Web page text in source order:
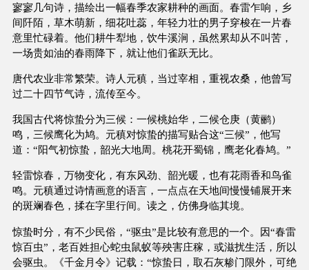
寥寥几句诗，描绘出一幅春季农家耕种的画面。春雷乍响，乡
间阡陌，草木萌新，细花吐蕊，年轻力壮的男子穿梭在一片春
意里忙碌着。他们耕牛犁地，饮牛溪涧，虽然累却从不叫苦，
一场贵如油的春雨降下，就让他们雀跃无比。
唐代农业非常繁荣。诗人元稹，当过宰相，重视农桑，他曾写
过二十四节气诗，流传至今。
我国古代将惊蛰分为三候：一候桃始华，二候仓庚（黄鹂）
鸣，三候鹰化为鸠。元稹对惊蛰的描写贴合这“三候”，他写
道：“阳气初惊蛰，韶光大地周。桃花开蜀锦，鹰老化春鸠。”
轻雷惊春，万物变化，有东风劲、韶光暖，也有花雨香和鸟雀
鸣。元稹通过诗情画意的语言，一点点在天地间慢慢铺展开来
的斑斓春色，揉在字里行间。读之，仿佛身临其境。
惊蛰时分，有不少民俗，“驱虫”是比较有意思的一个。因“春雷
惊百虫”，老百姓担心蛇虫鼠蚁等殃害庄稼，或滋扰生活，所以
会驱虫。《千金月令》记载：“惊蛰日，取石灰糁门限外，可绝